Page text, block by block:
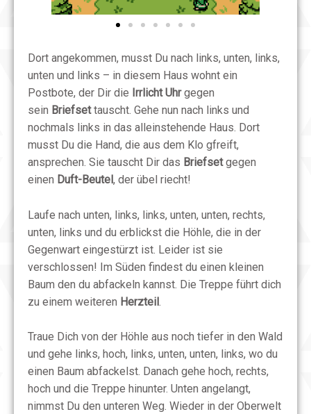
Dort angekommen, musst Du nach links, unten, links,
unten und links – in diesem Haus wohnt ein
Postbote, der Dir die Irrlicht Uhrgegen
sein Briefsettauscht. Gehe nun nach links und
nochmals links in das alleinstehende Haus. Dort
musst Du die Hand, die aus dem Klo gfreift,
ansprechen. Sie tauscht Dir das Briefsetgegen
einen Duft-Beutel, der übel riecht!
Laufe nach unten, links, links, unten, unten, rechts,
unten, links und du erblickst die Höhle, die in der
Gegenwart eingestürzt ist. Leider ist sie
verschlossen! Im Süden findest du einen kleinen
Baum den du abfackeln kannst. Die Treppe führt dich
zu einem weiteren Herzteil
Traue Dich von der Höhle aus noch tiefer in den Wald
und gehe links, hoch, links, unten, unten, links, wo du
einen Baum abfackelst. Danach gehe hoch, rechts,
hoch und die Treppe hinunter. Unten angelangt,
nimmst Du den unteren Weg. Wieder in der Oberwelt